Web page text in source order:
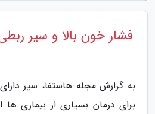
فشار خون بالا و سیر
به گزارش مجله هاستفا، سیر
برای درمان بسیاری از بیماری